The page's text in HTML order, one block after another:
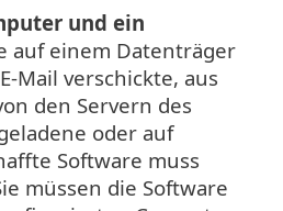
und ein
auf einem Datenträger
Mail verschickte, aus
den Servern des
oder auf
Software muss
müssen die Software